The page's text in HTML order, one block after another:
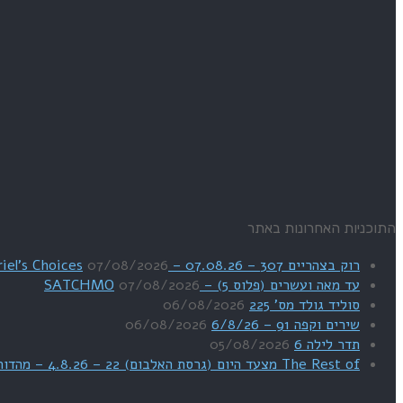
התוכניות האחרונות באתר
רוק בצהריים 307 – 07.08.26 – Uriel's Choices
07/08/2026
עד מאה ועשרים (פלוס 5) – SATCHMO
07/08/2026
סוליד גולד מס' 225
06/08/2026
שירים וקפה 91 – 6/8/26
06/08/2026
תדר לילה 6
05/08/2026
The Rest of מצעד היום (גרסת האלבום) 22 – 4.8.26 – מהדורת SWEET DREAMS